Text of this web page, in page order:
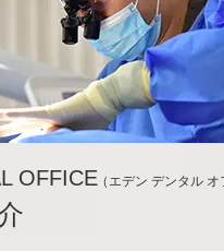
OFFICE（エデン デンタル オ